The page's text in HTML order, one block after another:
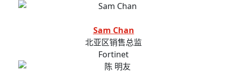
Sam Chan
北亚区销售总监
Fortinet